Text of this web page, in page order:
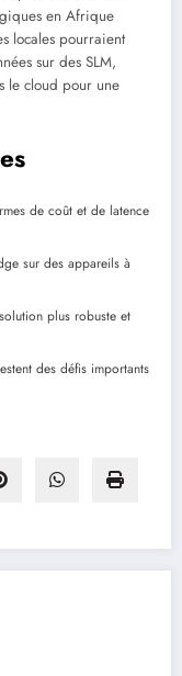
en Afrique
locales pourraient
sur des SLM,
le cloud pour une
de coût et de latence
sur des appareils à
plus robuste et
des défis importants